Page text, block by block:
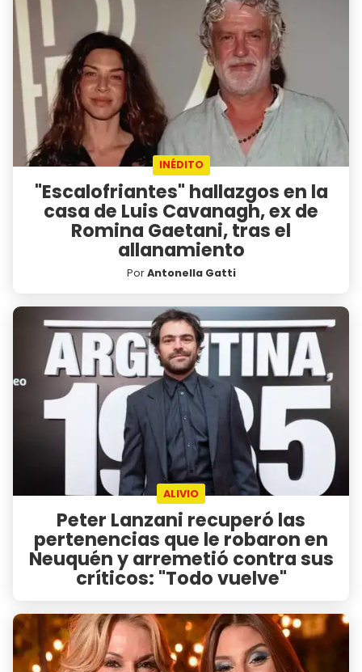
INÉDITO
"Escalofriantes" hallazgos en la
casa de Luis Cavanagh, ex de
Romina Gaetani, tras el
allanamiento
PorAntonella Gatti
ALIVIO
Peter Lanzani recuperó las
pertenencias que le robaron en
Neuquén y arremetió contra sus
críticos: "Todo vuelve"